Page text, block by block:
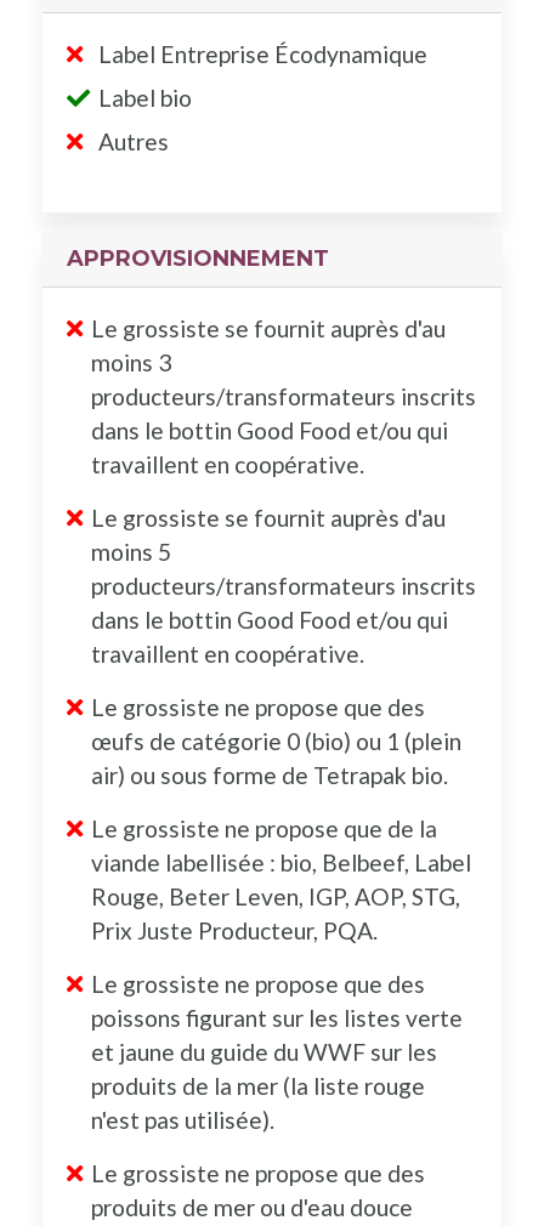
Label Entreprise Écodynamique
Label bio
Autres
APPROVISIONNEMENT
Le grossiste se fournit auprès d'au
moins 3
producteurs/transformateurs inscrits
dans le bottin Good Food et/ou qui
travaillent en coopérative.
Le grossiste se fournit auprès d'au
moins 5
producteurs/transformateurs inscrits
dans le bottin Good Food et/ou qui
travaillent en coopérative.
Le grossiste ne propose que des
œufs de catégorie 0 (bio) ou 1 (plein
air) ou sous forme de Tetrapak bio.
Le grossiste ne propose que de la
viande labellisée : bio, Belbeef, Label
Rouge, Beter Leven, IGP, AOP, STG,
Prix Juste Producteur, PQA.
Le grossiste ne propose que des
poissons figurant sur les listes verte
et jaune du guide du WWF sur les
produits de la mer (la liste rouge
n'est pas utilisée).
Le grossiste ne propose que des
produits de mer ou d'eau douce